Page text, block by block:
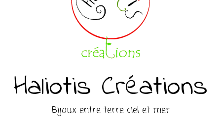
Haliotis Créations
Bijoux entre terre ciel et mer